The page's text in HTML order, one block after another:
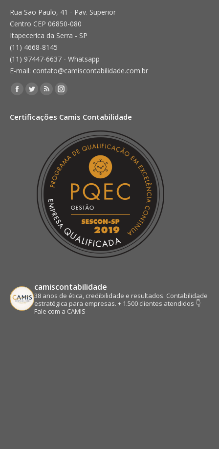
Rua São Paulo, 41 - Pav. Superior
Centro CEP 06850-080
Itapecerica da Serra - SP
(11) 4668-8145
(11) 97447-6637 - Whatsapp
E-mail: contato@camiscontabilidade.com.br
Encontre-nos em:
Facebook
opens
Twitter
opens
window
Rss
opens
new
window
Instagram
opens
new
window
Certificações Camis Contabilidade
camiscontabilidade
38 anos de ética, credibilidade e resultados. Contabilidade
estratégica para empresas. + 1.500 clientes atendidos 👇
Fale com a CAMIS